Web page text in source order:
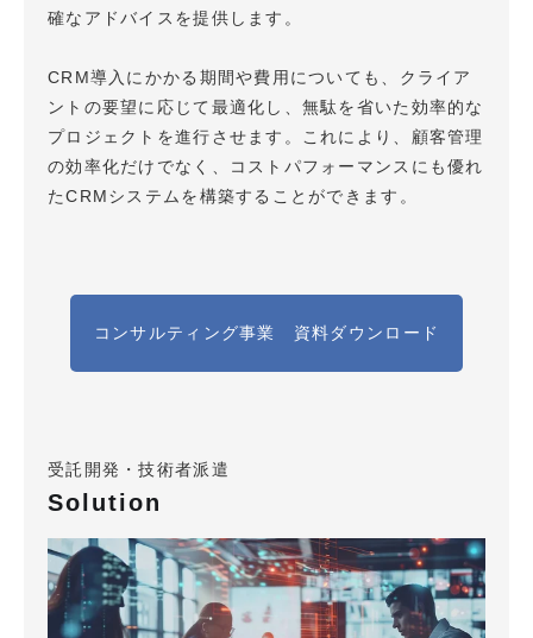
確なアドバイスを提供します。
CRM導入にかかる期間や費用についても、クライア
ントの要望に応じて最適化し、無駄を省いた効率的な
プロジェクトを進行させます。これにより、顧客管理
の効率化だけでなく、コストパフォーマンスにも優れ
たCRMシステムを構築することができます。
コンサルティング事業 資料ダウンロード
受託開発・技術者派遣
Solution